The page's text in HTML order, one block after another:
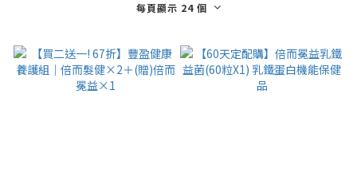
每頁顯示 24 個